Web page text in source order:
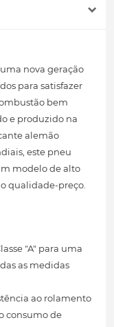
nova geração
para satisfazer
bem
e produzido na
alemão
este pneu
modelo de alto
qualidade-preço.
"A" para uma
as medidas
ao rolamento
consumo de